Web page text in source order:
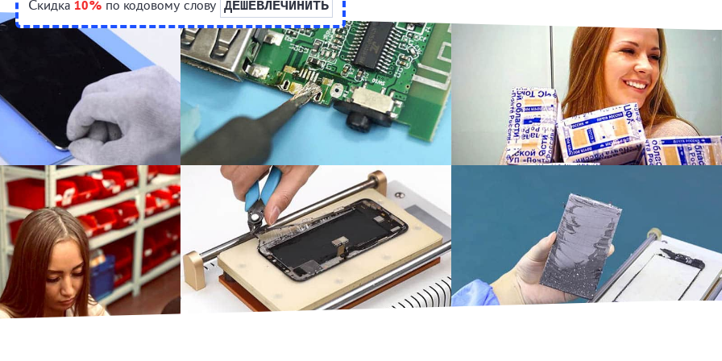
Скидка 10% по кодовому слову ДЕШЕВЛЕЧИНИТЬ